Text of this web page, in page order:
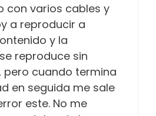
con varios cables y
a reproducir a
y la
reproduce sin
pero cuando termina
en seguida me sale
este. No me